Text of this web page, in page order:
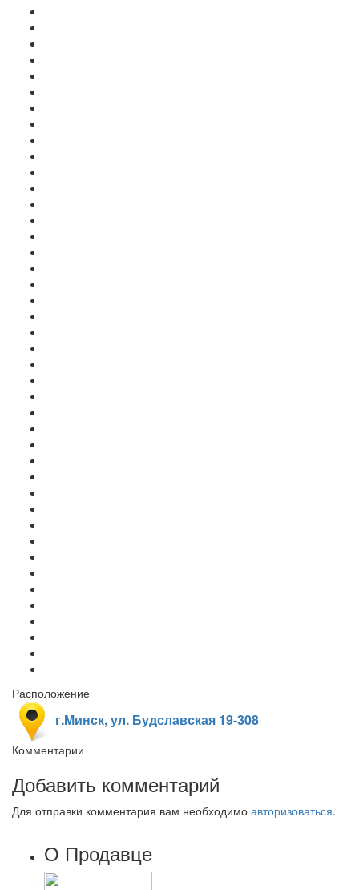
Расположение
г.Минск, ул. Будславская 19-308
Комментарии
Добавить комментарий
Для отправки комментария вам необходимо авторизоваться.
О Продавце